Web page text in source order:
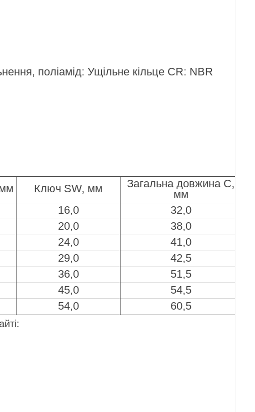
поліамід: Ущільне кільце CR: NBR
Ключ SW, мм
Загальна довжина C,
мм
16,0
32,0
20,0
38,0
24,0
41,0
29,0
42,5
36,0
51,5
45,0
54,5
54,0 60,5